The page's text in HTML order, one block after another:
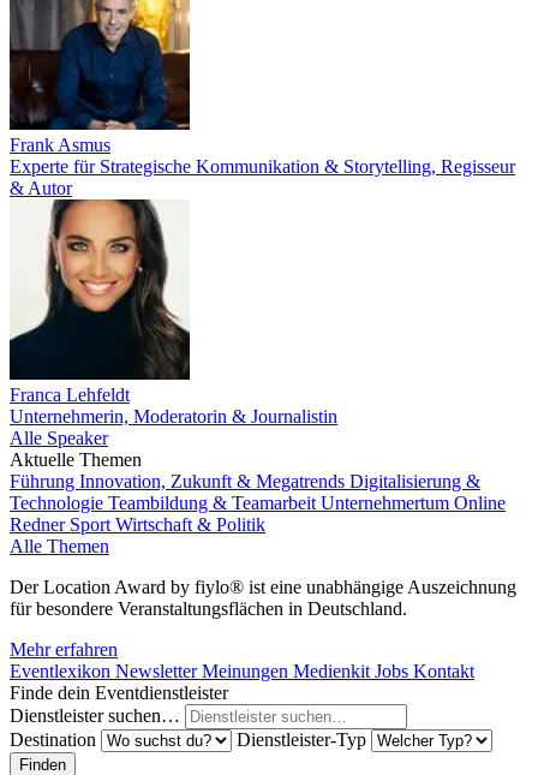
Frank Asmus
Experte für Strategische Kommunikation & Storytelling, Regisseur
& Autor
Franca Lehfeldt
Unternehmerin, Moderatorin & Journalistin
Alle Speaker
Aktuelle Themen
Führung Innovation, Zukunft & Megatrends Digitalisierung &
Technologie Teambildung & Teamarbeit Unternehmertum Online
Redner Sport Wirtschaft & Politik
Alle Themen
Der Location Award by fiylo® ist eine unabhängige Auszeichnung
für besondere Veranstaltungsflächen in Deutschland.
Mehr erfahren
Eventlexikon NewsletterMeinungen Medienkit Jobs Kontakt
Finde dein Eventdienstleister
Dienstleister suchen…
Destination
Dienstleister-Typ
Finden